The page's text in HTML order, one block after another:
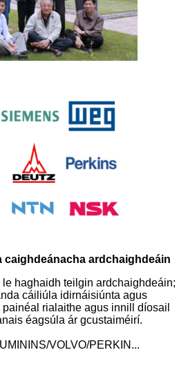
caighdeánacha ardchaighdeáin
haghaidh teilgin ardchaighdeáin;
cáiliúla idirnáisiúnta agus
rialaithe agus innill díosail
éagsúla ár gcustaiméirí.
VOLVO/PERKIN...